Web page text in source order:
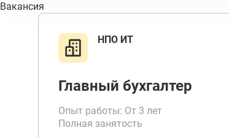
Вакансия
НПО ИТ
Главный бухгалтер
Опыт работы: От 3 лет
Полная занятость